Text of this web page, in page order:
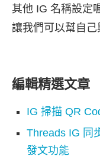
其他 IG 名稱設定
讓我們可以幫自己
編輯精選文章
IG 掃描 QR
Threads IG 同
發文功能